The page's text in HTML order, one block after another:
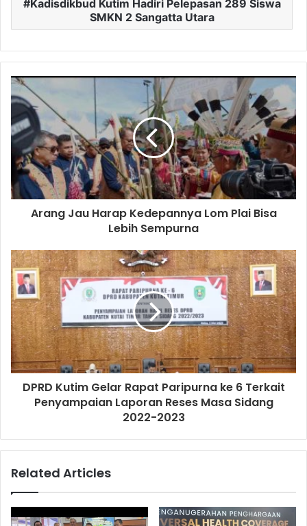
Kadisdikbud Kutim Hadiri Pelepasan 289 Siswa
SMKN 2 Sangatta Utara
Arang Jau Harap Kedepannya Lom Plai Bisa
Lebih Sempurna
DPRD Kutim Gelar Rapat Paripurna ke 6 Terkait
Penyampaian Laporan Reses Masa Sidang
2022-2023
Related Articles